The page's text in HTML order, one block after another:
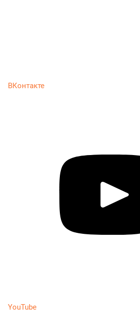
ВКонтакте
YouTube